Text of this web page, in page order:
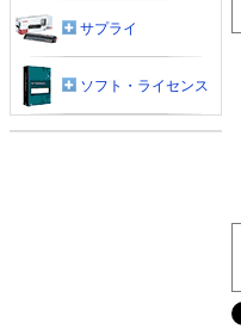
サプライ
ソフト・ライセンス